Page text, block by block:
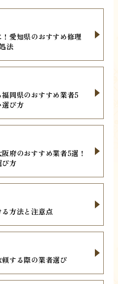
愛知県のおすすめ修理
法
岡県のおすすめ業者5
び方
府のおすすめ業者5選！
方
方法と注意点
する際の業者選び